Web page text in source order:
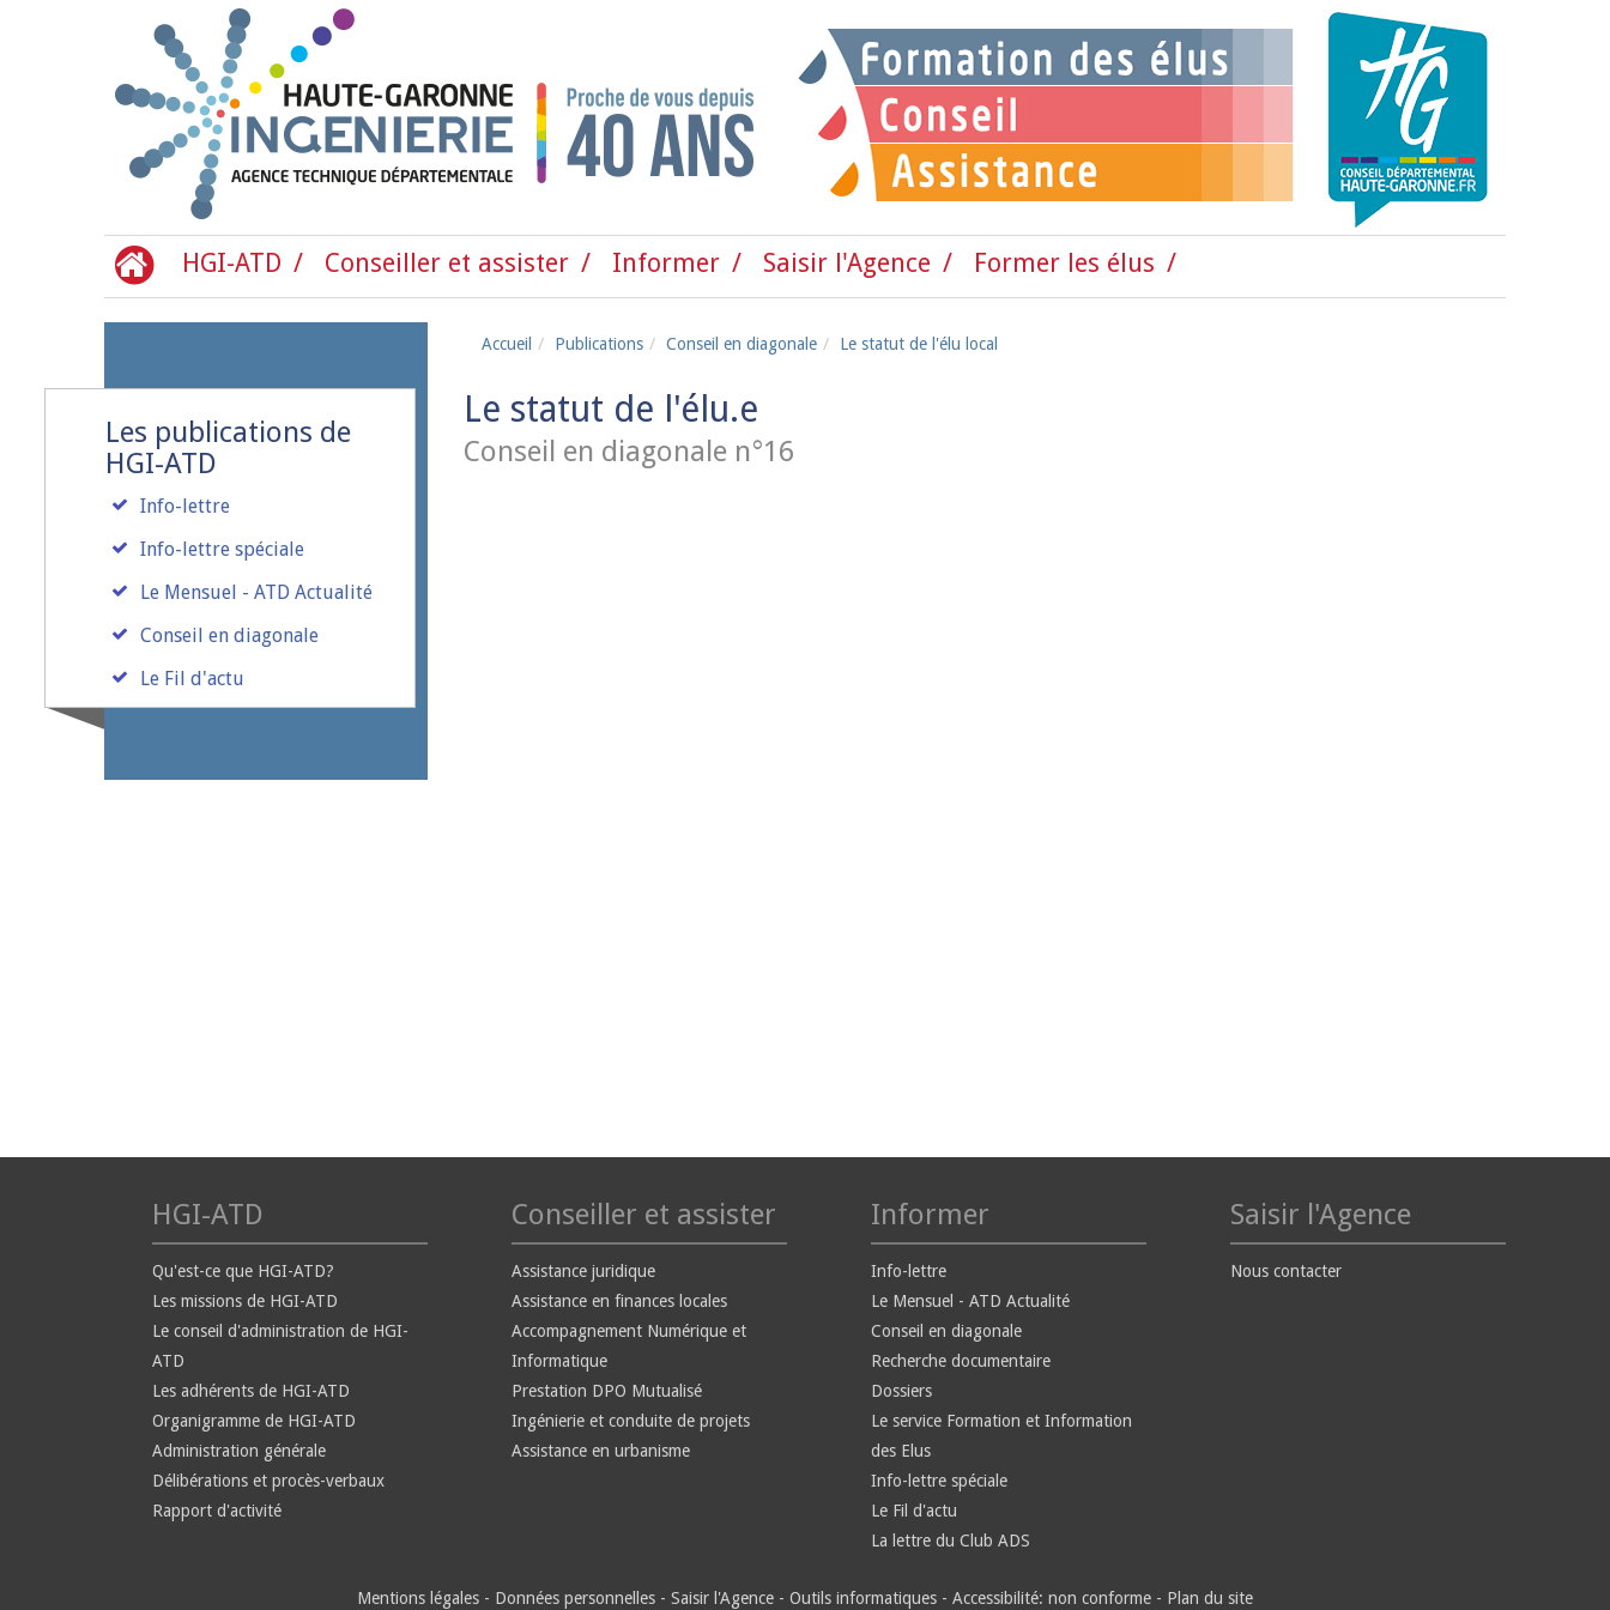
HGI-ATD Conseiller et assister Informer Saisir l'Agence Former les élus
Les publications de
HGI-ATD
Info-lettre
Info-lettre spéciale
Le Mensuel - ATD Actualité
Conseil en diagonale
Le Fil d'actu
Accueil Publications Conseil en diagonale Le statut de l'élu local
Le statut de l'élu.e
Conseil en diagonale n°16
HGI-ATD
Qu'est-ce que HGI-ATD?
Les missions de HGI-ATD
Le conseil d'administration de HGI-
ATD
Les adhérents de HGI-ATD
Organigramme de HGI-ATD
Administration générale
Délibérations et procès-verbaux
Rapport d'activité
Conseiller et assister
Assistance juridique
Assistance en finances locales
Accompagnement Numérique et
Informatique
Prestation DPO Mutualisé
Ingénierie et conduite de projets
Assistance en urbanisme
Informer
Info-lettre
Le Mensuel - ATD Actualité
Conseil en diagonale
Recherche documentaire
Dossiers
Le service Formation et Information
des Elus
Info-lettre spéciale
Le Fil d'actu
La lettre du Club ADS
Saisir l'Agence
Nous contacter
Mentions légales - Données personnelles - Saisir l'Agence - Outils informatiques - Accessibilité: non conforme - Plan du site